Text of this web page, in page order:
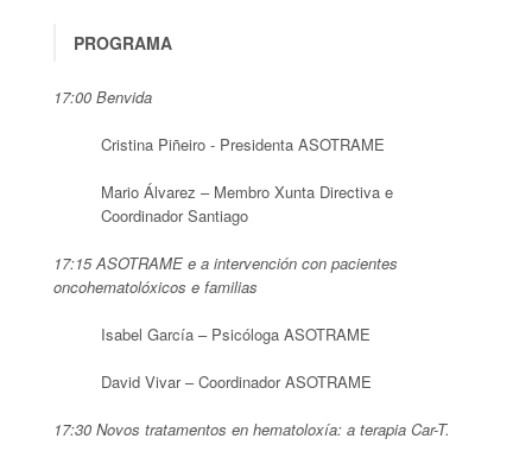
PROGRAMA
17:00 Benvida
Cristina Piñeiro - Presidenta ASOTRAME
Mario Álvarez – Membro Xunta Directiva e
Coordinador Santiago
17:15 ASOTRAME e a intervención con pacientes
oncohematolóxicos e familias
Isabel García – Psicóloga ASOTRAME
David Vivar – Coordinador ASOTRAME
17:30 Novos tratamentos en hematoloxía: a terapia Car-T.